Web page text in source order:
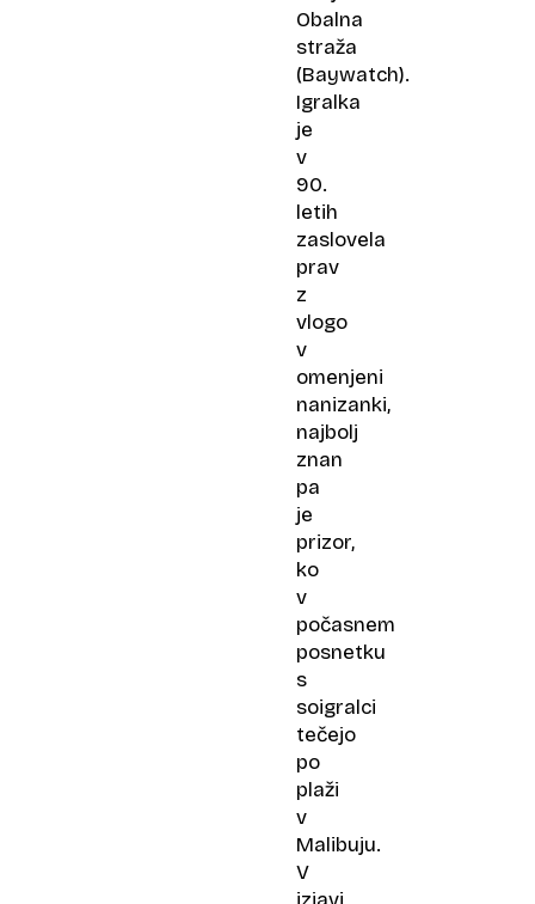
Obalna
straža
(Baywatch).
Igralka
je
v
90.
letih
zaslovela
prav
z
vlogo
v
omenjeni
nanizanki,
najbolj
znan
pa
je
prizor,
ko
v
počasnem
posnetku
s
soigralci
tečejo
po
plaži
v
Malibuju.
V